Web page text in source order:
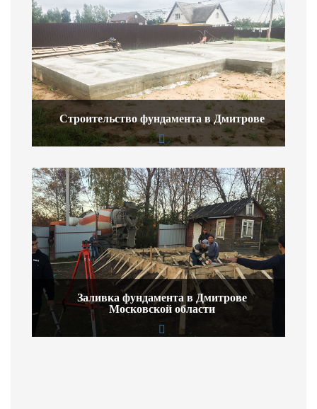
Строительство фундамента в Дмитрове
Заливка фундамента в Дмитрове
Московской области